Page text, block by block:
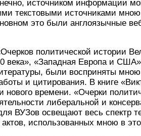
источником информации
текстовыми источниками
это были англоязычные
политической истории
века», «Западная Европа и
были восприняты мною
и цитирования. В книге
нового времени. «Очерки
либеральной и
ВУЗов освещают весь спектр
использованных мною в